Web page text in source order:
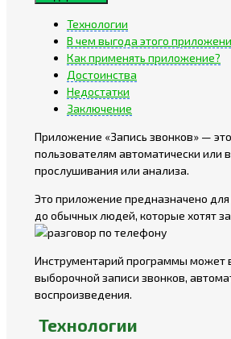
Технологии
В чем выгода этого
Как применять приложение?
Достоинства
Недостатки
Заключение
Приложение «Запись звонков» —
пользователям автоматически
прослушивания или анализа.
Это приложение предназначено
до обычных людей, которые хотят
Инструментарий программы может
выборочной записи звонков,
воспроизведения.
Технологии